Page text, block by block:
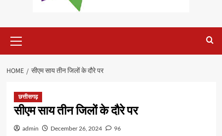
Menu
HOME सीएम साय तीन जिलों के दौरे पर
छत्तीसगढ़
सीएम साय तीन जिलों के दौरे पर
admin December 26, 2024 96